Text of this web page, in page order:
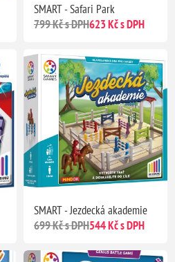
SMART - Safari Park
799 Kč s DPH623 Kč s DPH
SMART - Jezdecká akademie
699 Kč s DPH544 Kč s DPH